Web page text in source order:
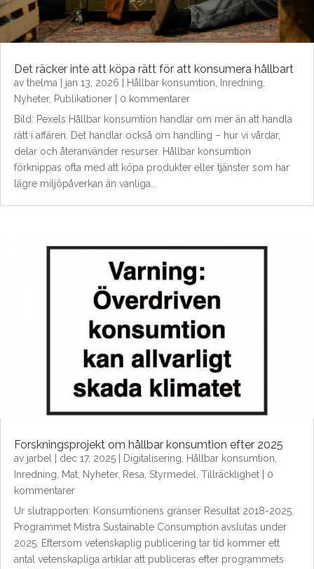
Det räcker inte att köpa rätt för att konsumera hållbart
av thelma jan 13, 2026 Hållbar konsumtion Inredning
Nyheter, Publikationer | 0 kommentarer
Bild: Pexels Hållbar konsumtion handlar om mer än att handla
rätt i affären. Det handlar också om handling – hur vi vårdar,
delar och återanvänder resurser. Hållbar konsumtion
förknippas ofta med att köpa produkter eller tjänster som har
lägre miljöpåverkan än vanliga...
Forskningsprojekt om hållbar konsumtion efter 2025
av jarbel dec 17, 2025 Digitalisering Hållbar konsumtion
Inredning
Mat Nyheter, Resa Styrmedel Tillräcklighet | 0
kommentarer
Ur slutrapporten: Konsumtionens gränser Resultat 2018-2025.
Programmet Mistra Sustainable Consumption avslutas under
2025. Eftersom vetenskaplig publicering tar tid kommer ett
antal vetenskapliga artiklar att publiceras efter programmets